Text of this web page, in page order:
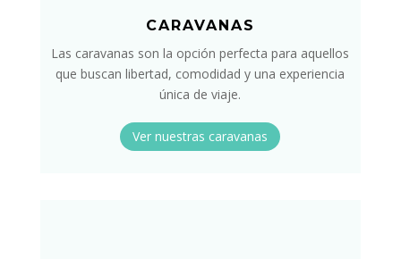
CARAVANAS
Las caravanas son la opción perfecta para aquellos
que buscan libertad, comodidad y una experiencia
única de viaje.
Ver nuestras caravanas